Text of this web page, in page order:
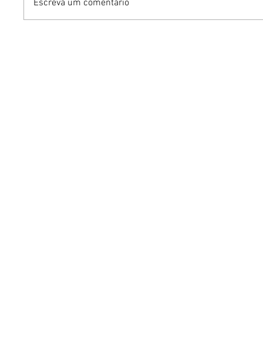
Escreva um comentário